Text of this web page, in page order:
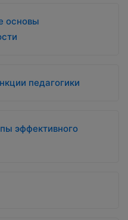
основы
педагогики
эффективного